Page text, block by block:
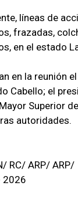
líneas de
frazadas,
en el estado
en la reunión
Cabello; el
Superior
autoridades.
RC/ ARP/ ARP/
2026